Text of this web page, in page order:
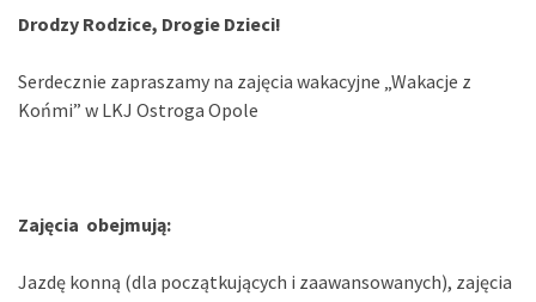
Drodzy Rodzice, Drogie Dzieci!
Serdecznie zapraszamy na zajęcia wakacyjne „Wakacje z
Końmi” w LKJ Ostroga Opole
Zajęcia obejmują:
Jazdę konną (dla początkujących i zaawansowanych), zajęcia